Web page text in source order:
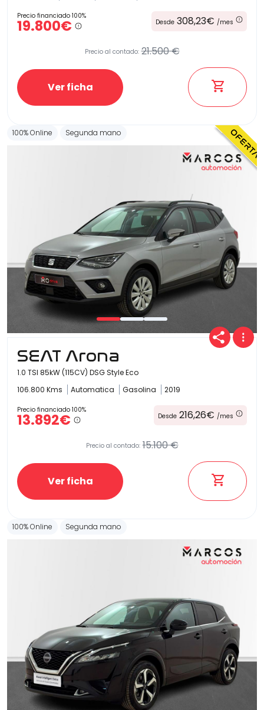
Precio financiado 100%
19.800€ Desde 308,23€ /mes
Precio al contado: 21.500 €
Ver ficha
100% Online Segunda mano
SEAT Arona
1.0 TSI 85kW (115CV) DSG Style Eco
106.800 Kms
Automatica Gasolina 2019
Precio financiado 100%
13.892€ Desde 216,26€ /mes
Precio al contado: 15.100 €
Ver ficha
100% Online Segunda mano